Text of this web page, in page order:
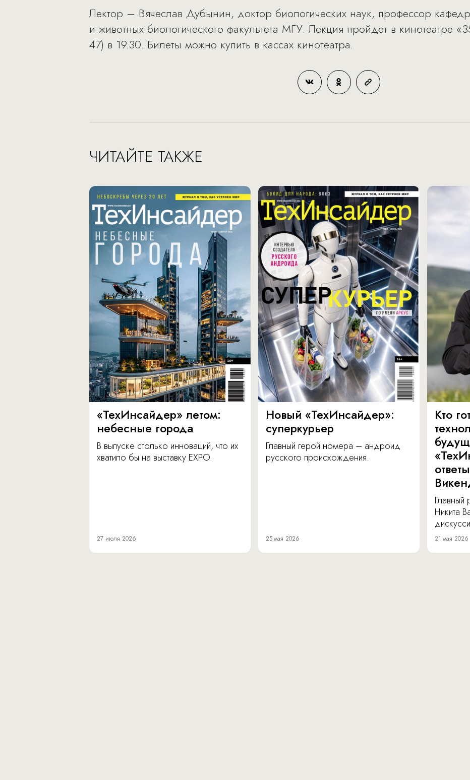
Лектор – Вячеслав Дубынин, доктор биологических наук, профессор
и животных биологического факультета МГУ. Лекция пройдет в кинотеатре
47) в 19.30. Билеты можно купить в кассах кинотеатра.
ЧИТАЙТЕ ТАКЖЕ
«ТехИнсайдер» летом:
небесные города
В выпуске столько инноваций, что их
хватило бы на выставку EXPO.
27 июля 2026
Новый «ТехИнсайдер»:
суперкурьер
Главный герой номера – андроид
русского происхождения.
25 мая 2026
Кто
Главный
Никита
21 мая 2026